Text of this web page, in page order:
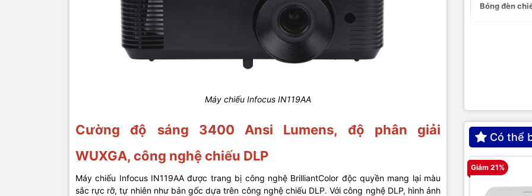
Máy chiếu Infocus IN119AA
Cường độ sáng 3400 Ansi Lumens, độ phân giải
WUXGA, công nghệ chiếu DLP
Máy chiếu Infocus IN119AA được trang bị công nghệ BrilliantColor độc quyền mang lại màu
sắc rực rỡ, tự nhiên như bản gốc dựa trên công nghệ chiếu DLP. Với công nghệ DLP, hình ảnh
Bóng đèn
Trọng lượng
Phụ kiện
Xuất xứ
Có thể
Giảm 21%